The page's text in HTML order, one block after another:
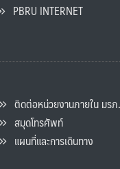
PBRU INTERNET
ติดต่อหน่วยงานภายใน มร
สมุดโทรศัพท์
แผนที่และการเดินทาง